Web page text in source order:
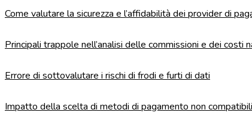
Come valutare la sicurezza e l’affidabilità dei provider di
Principali trappole nell’analisi delle commissioni e dei costi
Errore di sottovalutare i rischi di frodi e furti di dati
Impatto della scelta di metodi di pagamento non